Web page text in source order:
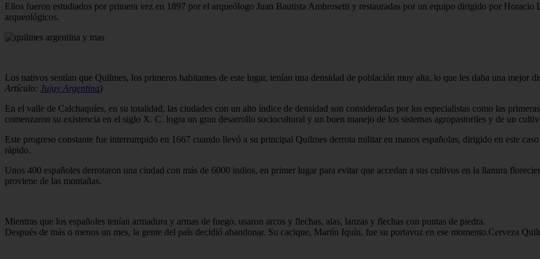
Ellos fueron estudiados por primera vez en 1897 por el arqueólogo Juan Bautista Ambrosetti y restauradas por un equipo dirigido por
arqueológicos.
Los nativos sentían que Quilmes, los primeros habitantes de este lugar, tenían una densidad de población muy alta, lo que les daba una mejor
Artículo: Jujuy Argentina)
En el valle de Calchaquíes, en su totalidad, las ciudades con un alto índice de densidad son consideradas por los especialistas como las
comenzaron su existencia en el siglo X. C. logra un gran desarrollo sociocultural y un buen manejo de los sistemas agropastoriles y de un
Este progreso constante fue interrumpido en 1667 cuando llevó a su principal Quilmes derrota militar en manos españolas, dirigido en este
rápido.
Unos 400 españoles derrotaron una ciudad con más de 6000 indios, en primer lugar para evitar que accedan a sus cultivos en la llanura
proviene de las montañas.
Mientras que los españoles tenían armadura y armas de fuego, usaron arcos y flechas, alas, lanzas y flechas con puntas de piedra.
Después de más o menos un mes, la gente del país decidió abandonar. Su cacique, Martín Iquín, fue su portavoz en ese momento.Cerveza